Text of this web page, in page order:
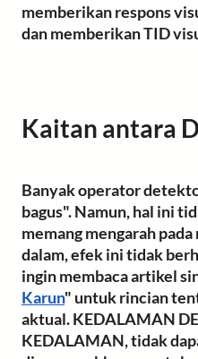
memberikan respons
dan memberikan TID
Kaitan antara
Banyak operator
bagus". Namun, hal ini
memang mengarah
dalam, efek ini tidak
ingin membaca artikel
Karun" untuk rincian
aktual. KEDALAMAN
KEDALAMAN, tidak